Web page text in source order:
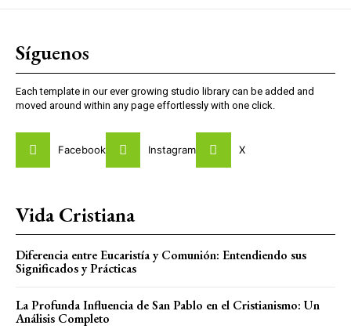
Síguenos
Each template in our ever growing studio library can be added and
moved around within any page effortlessly with one click.
Facebook Instagram X
Vida Cristiana
Diferencia entre Eucaristía y Comunión: Entendiendo sus
Significados y Prácticas
La Profunda Influencia de San Pablo en el Cristianismo: Un
Análisis Completo